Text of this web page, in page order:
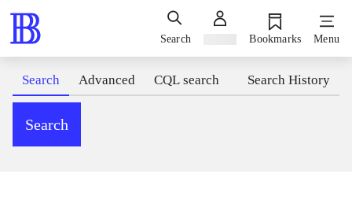
Search Bookmarks Menu
Search Advanced CQL search Search History
Search